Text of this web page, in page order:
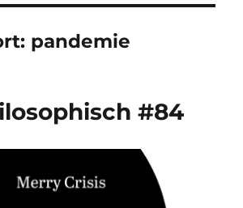
pandemie
#84